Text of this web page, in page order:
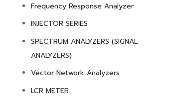
Frequency Response Analyzer
INJECTOR SERIES
SPECTRUM ANALYZERS (SIGNAL
ANALYZERS)
Vector Network Analyzers
LCR METER